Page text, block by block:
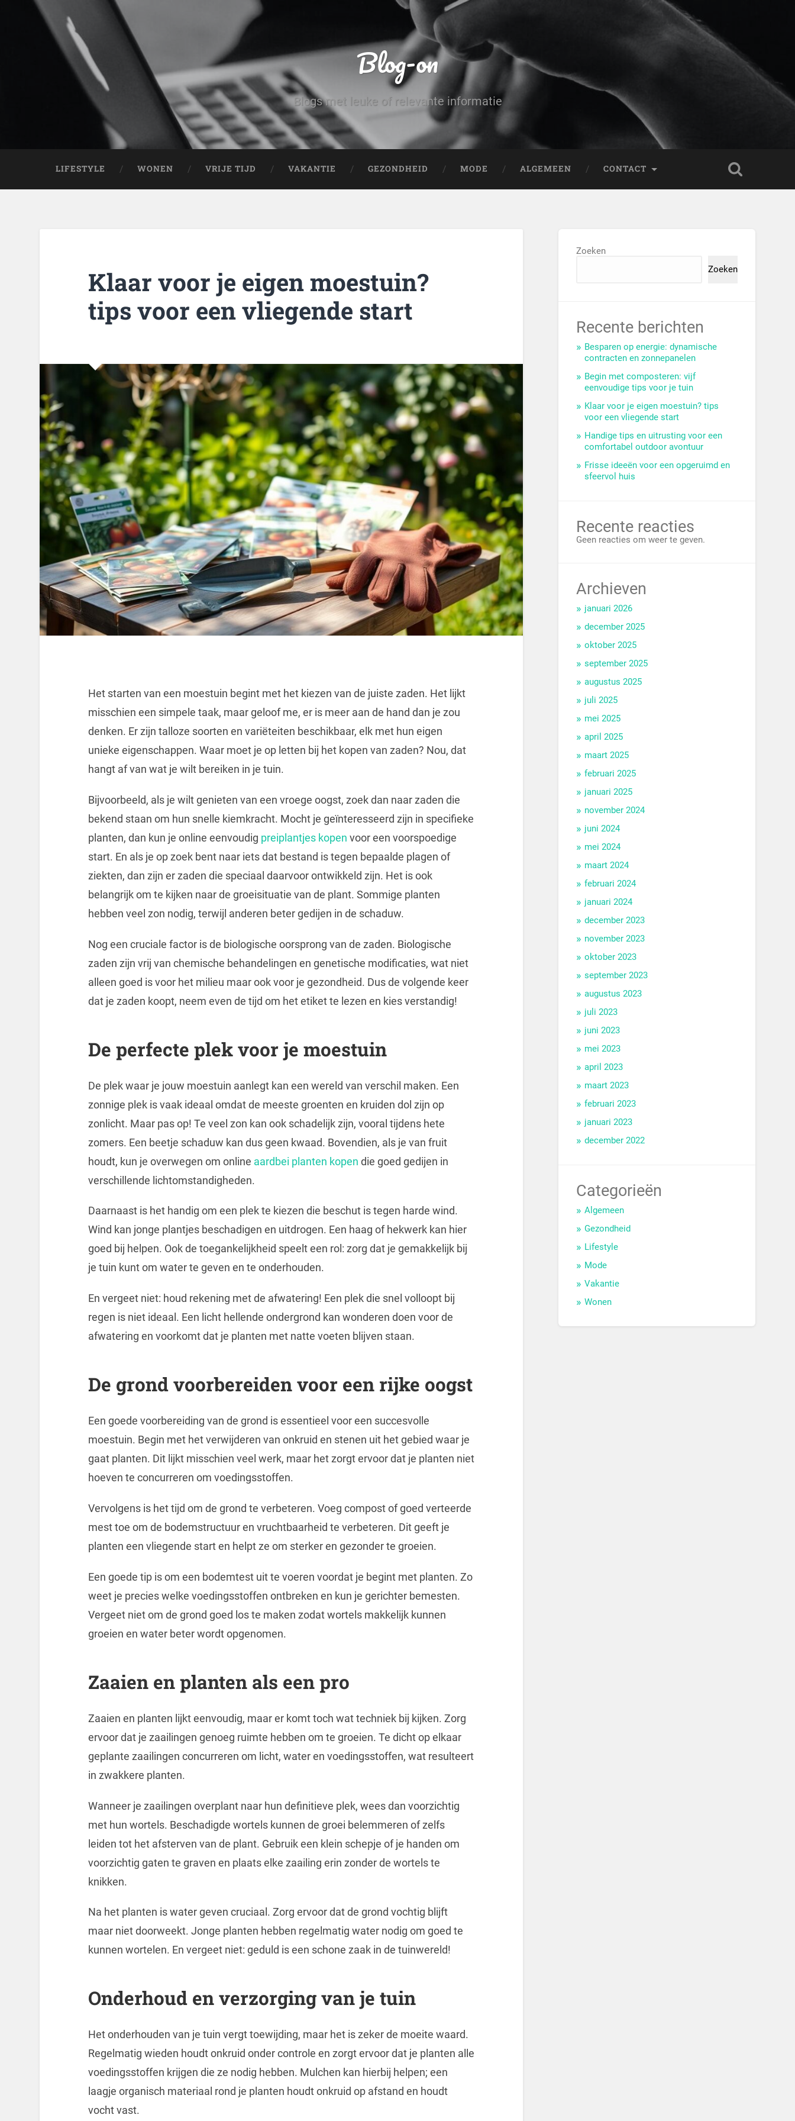
Blog-on
Blogs met leuke of relevante informatie
LIFESTYLE WONEN VRIJE TIJD VAKANTIE GEZONDHEID MODE ALGEMEEN CONTACT
Klaar voor je eigen moestuin?
tips voor een vliegende start
Het starten van een moestuin begint met het kiezen van de juiste zaden. Het lijkt
misschien een simpele taak, maar geloof me, er is meer aan de hand dan je zou
denken. Er zijn talloze soorten en variëteiten beschikbaar, elk met hun eigen
unieke eigenschappen. Waar moet je op letten bij het kopen van zaden? Nou, dat
hangt af van wat je wilt bereiken in je tuin.
Bijvoorbeeld, als je wilt genieten van een vroege oogst, zoek dan naar zaden die
bekend staan om hun snelle kiemkracht. Mocht je geïnteresseerd zijn in specifieke
planten, dan kun je online eenvoudig preiplantjes kopen voor een voorspoedige
start. En als je op zoek bent naar iets dat bestand is tegen bepaalde plagen of
ziekten, dan zijn er zaden die speciaal daarvoor ontwikkeld zijn. Het is ook
belangrijk om te kijken naar de groeisituatie van de plant. Sommige planten
hebben veel zon nodig, terwijl anderen beter gedijen in de schaduw.
Nog een cruciale factor is de biologische oorsprong van de zaden. Biologische
zaden zijn vrij van chemische behandelingen en genetische modificaties, wat niet
alleen goed is voor het milieu maar ook voor je gezondheid. Dus de volgende keer
dat je zaden koopt, neem even de tijd om het etiket te lezen en kies verstandig!
De perfecte plek voor je moestuin
De plek waar je jouw moestuin aanlegt kan een wereld van verschil maken. Een
zonnige plek is vaak ideaal omdat de meeste groenten en kruiden dol zijn op
zonlicht. Maar pas op! Te veel zon kan ook schadelijk zijn, vooral tijdens hete
zomers. Een beetje schaduw kan dus geen kwaad. Bovendien, als je van fruit
houdt, kun je overwegen om online aardbei planten kopen die goed gedijen in
verschillende lichtomstandigheden.
Daarnaast is het handig om een plek te kiezen die beschut is tegen harde wind.
Wind kan jonge plantjes beschadigen en uitdrogen. Een haag of hekwerk kan hier
goed bij helpen. Ook de toegankelijkheid speelt een rol: zorg dat je gemakkelijk bij
je tuin kunt om water te geven en te onderhouden.
En vergeet niet: houd rekening met de afwatering! Een plek die snel volloopt bij
regen is niet ideaal. Een licht hellende ondergrond kan wonderen doen voor de
afwatering en voorkomt dat je planten met natte voeten blijven staan.
De grond voorbereiden voor een rijke oogst
Een goede voorbereiding van de grond is essentieel voor een succesvolle
moestuin. Begin met het verwijderen van onkruid en stenen uit het gebied waar je
gaat planten. Dit lijkt misschien veel werk, maar het zorgt ervoor dat je planten niet
hoeven te concurreren om voedingsstoffen.
Vervolgens is het tijd om de grond te verbeteren. Voeg compost of goed verteerde
mest toe om de bodemstructuur en vruchtbaarheid te verbeteren. Dit geeft je
planten een vliegende start en helpt ze om sterker en gezonder te groeien.
Een goede tip is om een bodemtest uit te voeren voordat je begint met planten. Zo
weet je precies welke voedingsstoffen ontbreken en kun je gerichter bemesten.
Vergeet niet om de grond goed los te maken zodat wortels makkelijk kunnen
groeien en water beter wordt opgenomen.
Zaaien en planten als een pro
Zaaien en planten lijkt eenvoudig, maar er komt toch wat techniek bij kijken. Zorg
ervoor dat je zaailingen genoeg ruimte hebben om te groeien. Te dicht op elkaar
geplante zaailingen concurreren om licht, water en voedingsstoffen, wat resulteert
in zwakkere planten.
Wanneer je zaailingen overplant naar hun definitieve plek, wees dan voorzichtig
met hun wortels. Beschadigde wortels kunnen de groei belemmeren of zelfs
leiden tot het afsterven van de plant. Gebruik een klein schepje of je handen om
voorzichtig gaten te graven en plaats elke zaailing erin zonder de wortels te
knikken.
Na het planten is water geven cruciaal. Zorg ervoor dat de grond vochtig blijft
maar niet doorweekt. Jonge planten hebben regelmatig water nodig om goed te
kunnen wortelen. En vergeet niet: geduld is een schone zaak in de tuinwereld!
Onderhoud en verzorging van je tuin
Het onderhouden van je tuin vergt toewijding, maar het is zeker de moeite waard.
Regelmatig wieden houdt onkruid onder controle en zorgt ervoor dat je planten alle
voedingsstoffen krijgen die ze nodig hebben. Mulchen kan hierbij helpen; een
laagje organisch materiaal rond je planten houdt onkruid op afstand en houdt
vocht vast.
Zoeken
Zoeken
Recente berichten
Besparen op energie: dynamische
contracten en zonnepanelen
Begin met composteren: vijf
eenvoudige tips voor je tuin
Klaar voor je eigen moestuin? tips
voor een vliegende start
Handige tips en uitrusting voor een
comfortabel outdoor avontuur
Frisse ideeën voor een opgeruimd en
sfeervol huis
Recente reacties
Geen reacties om weer te geven.
Archieven
januari 2026
december 2025
oktober 2025
september 2025
augustus 2025
juli 2025
mei 2025
april 2025
maart 2025
februari 2025
januari 2025
november 2024
juni 2024
mei 2024
maart 2024
februari 2024
januari 2024
december 2023
november 2023
oktober 2023
september 2023
augustus 2023
juli 2023
juni 2023
mei 2023
april 2023
maart 2023
februari 2023
januari 2023
december 2022
Categorieën
Algemeen
Gezondheid
Lifestyle
Mode
Vakantie
Wonen